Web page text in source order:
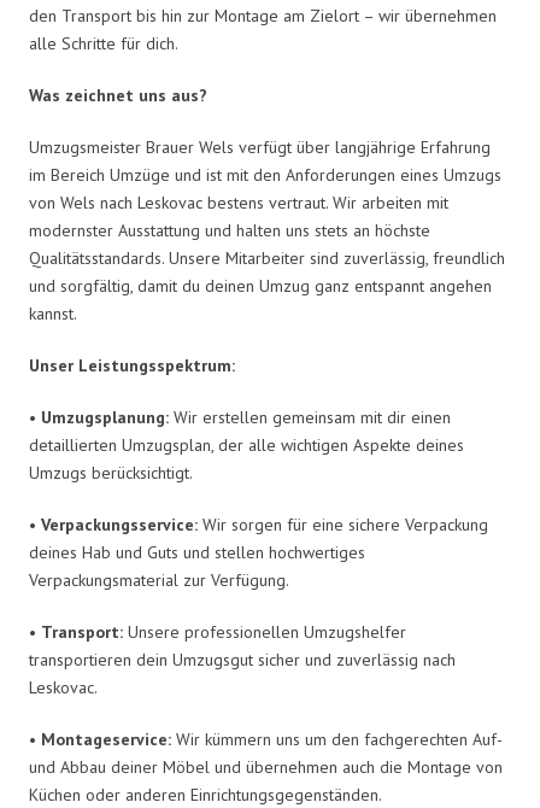
den Transport bis hin zur Montage am Zielort – wir übernehmen
alle Schritte für dich.
Was zeichnet uns aus?
Umzugsmeister Brauer Wels verfügt über langjährige Erfahrung
im Bereich Umzüge und ist mit den Anforderungen eines Umzugs
von Wels nach Leskovac bestens vertraut. Wir arbeiten mit
modernster Ausstattung und halten uns stets an höchste
Qualitätsstandards. Unsere Mitarbeiter sind zuverlässig, freundlich
und sorgfältig, damit du deinen Umzug ganz entspannt angehen
kannst.
Unser Leistungsspektrum:
• Umzugsplanung: Wir erstellen gemeinsam mit dir einen
detaillierten Umzugsplan, der alle wichtigen Aspekte deines
Umzugs berücksichtigt.
• Verpackungsservice: Wir sorgen für eine sichere Verpackung
deines Hab und Guts und stellen hochwertiges
Verpackungsmaterial zur Verfügung.
• Transport: Unsere professionellen Umzugshelfer
transportieren dein Umzugsgut sicher und zuverlässig nach
Leskovac.
• Montageservice: Wir kümmern uns um den fachgerechten Auf-
und Abbau deiner Möbel und übernehmen auch die Montage von
Küchen oder anderen Einrichtungsgegenständen.